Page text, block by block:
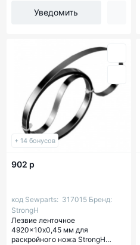
Уведомить
+ 14 бонусов
902 р
код Sewparts: 317015 Бренд:
StrongH
Лезвие ленточное
4920x10х0,45 мм для
раскройного ножа StrongH